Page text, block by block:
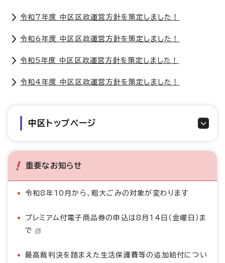
令和7年度 中区区政運営方針を策定しました！
令和6年度 中区区政運営方針を策定しました！
令和5年度 中区区政運営方針を策定しました！
令和4年度 中区区政運営方針を策定しました！
中区トップページ
重要なお知らせ
令和8年10月から、粗大ごみの対象が変わります
プレミアム付電子商品券の申込は8月14日（金曜日）ま
で
最高裁判決を踏まえた生活保護費等の追加給付につい